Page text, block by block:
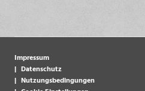
Impressum
Datenschutz
Nutzungsbedingungen